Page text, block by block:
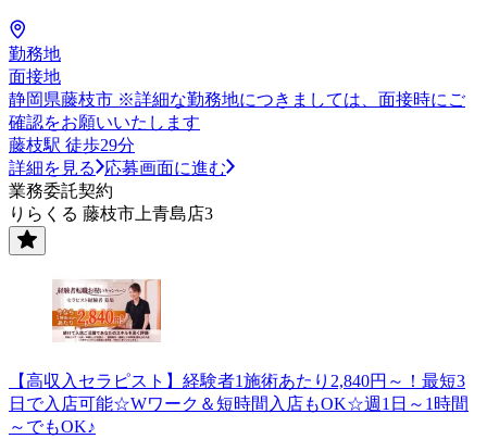
勤務地
面接地
静岡県藤枝市 ※詳細な勤務地につきましては、面接時にご
確認をお願いいたします
藤枝駅 徒歩29分
詳細を見る
応募画面に進む
業務委託契約
りらくる 藤枝市上青島店3
【高収入セラピスト】経験者1施術あたり2,840円～！最短3
日で入店可能☆Wワーク＆短時間入店もOK☆週1日～1時間
～でもOK♪